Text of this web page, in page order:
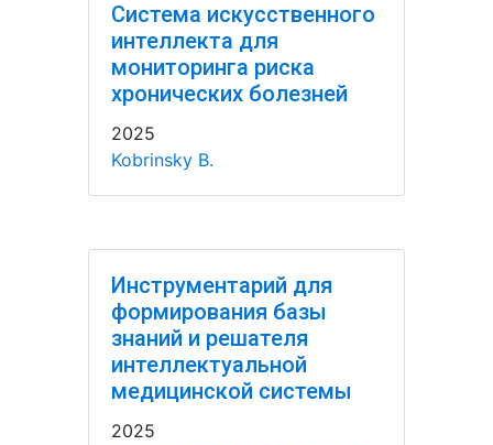
Система искусственного
интеллекта для
мониторинга риска
хронических болезней
2025
Kobrinsky B.
Инструментарий для
формирования базы
знаний и решателя
интеллектуальной
медицинской системы
2025